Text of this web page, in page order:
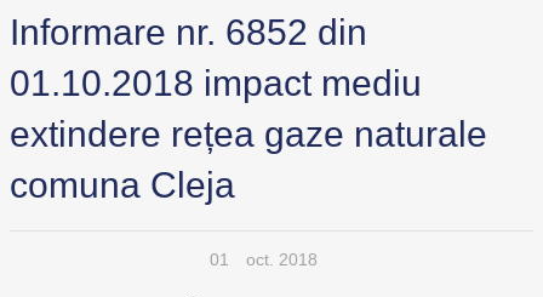
Informare nr. 6852 din
01.10.2018 impact mediu
extindere rețea gaze naturale
comuna Cleja
01 oct. 2018